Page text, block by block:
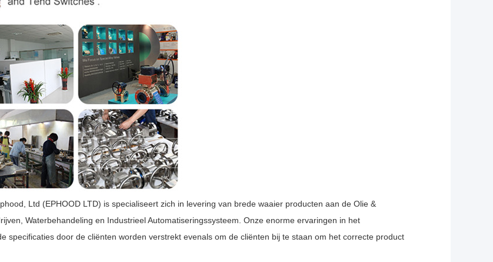
Ltd (EPHOOD LTD) is specialiseert zich in levering van brede waaier producten aan de Olie &
Waterbehandeling en Industrieel Automatiseringssysteem. Onze enorme ervaringen in het
specificaties door de cliënten worden verstrekt evenals om de cliënten bij te staan om het correcte product